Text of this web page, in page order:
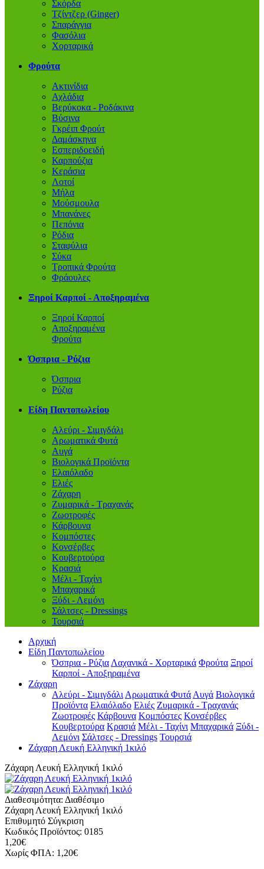
Σκόρδα
Τζίντζερ (Ginger)
Σπαράγγια
Φασόλια
Χορταρικά
Φρούτα
Ακτινίδια
Αχλάδια
Βερύκοκα - Ροδάκινα
Βύσινα
Γκρέιπ Φρούτ
Δαμάσκηνα
Εσπεριδοειδή
Καρπούζια
Κεράσια
Λοτοί
Μήλα
Μούσμουλα
Μπανάνες
Πεπόνια
Ρόδια
Σταφύλια
Σύκα
Τροπικά Φρούτα
Φράουλες
Ξηροί Καρποί - Αποξηραμένα
Ξηροί Καρποί
Αποξηραμένα
Φρούτα
Όσπρια - Ρύζια
Όσπρια
Ρύζια
Είδη Παντοπωλείου
Αλεύρι - Σιμιγδάλι
Αρωματικά Φυτά
Αυγά
Βιολογικά Προϊόντα
Ελαιόλαδο
Ελιές
Ζάχαρη
Ζυμαρικά - Τραχανάς
Ζωοτροφές
Κάρβουνα
Κομπόστες
Κονσέρβες
Κουβερτούρα
Κρασιά
Μέλι - Ταχίνι
Μπαχαρικά
Ξύδι - Λεμόνι
Σάλτσες - Dressings
Τουρσιά
Αρχική
Είδη Παντοπωλείου
Όσπρια - Ρύζια Λαχανικά - Χορταρικά Φρούτα Ξηροί
Καρποί - Αποξηραμένα
Ζάχαρη
Αλεύρι - Σιμιγδάλι Αρωματικά Φυτά Αυγά Βιολογικά
Προϊόντα Ελαιόλαδο Ελιές Ζυμαρικά - Τραχανάς
Ζωοτροφές Κάρβουνα Κομπόστες Κονσέρβες
Κουβερτούρα Κρασιά Μέλι - Ταχίνι Μπαχαρικά Ξύδι -
Λεμόνι Σάλτσες - Dressings Τουρσιά
Ζάχαρη Λευκή Ελληνική 1κιλό
Ζάχαρη Λευκή Ελληνική 1κιλό
Διαθεσιμότητα: Διαθέσιμο
Ζάχαρη Λευκή Ελληνική 1κιλό
Επιθυμητό Σύγκριση
Κωδικός Προϊόντος: 0185
1,20€
Χωρίς ΦΠΑ: 1,20€